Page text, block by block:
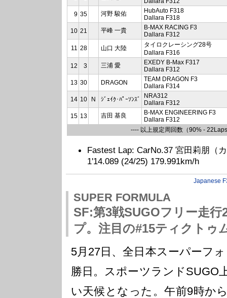
9 35 河野 駿佑
HubAuto F318
Dallara F318
10 21 平峰 一貴
B-MAX RACING F3
Dallara F312
11 28 山口 大陸
タイロクレーシング28号
Dallara F316
12
3 三浦 愛
EXEDY B-Max F317
Dallara F312
13 30 DRAGON
TEAM DRAGON F3
Dallara F314
14 10 N ｼﾞｪｲｸ･ﾊﾟｰｿﾝｽﾞ
NRA312
Dallara F312
15 13 吉田 基良
B-MAX ENGINEERING F3
Dallara F312
---- 以上規定周回数（90% -
Fastest Lap: CarNo.37 宮田莉朋（
1'14.089 (24/25) 179.991km/h
Japanese
SUPER FORMULA
SF:第3戦SUGOフリー走
プ。注目の#15ティクトゥ
5月27日、全日本スーパーフ
勝日。スポーツランドSUGO
い天候となった。午前9時か